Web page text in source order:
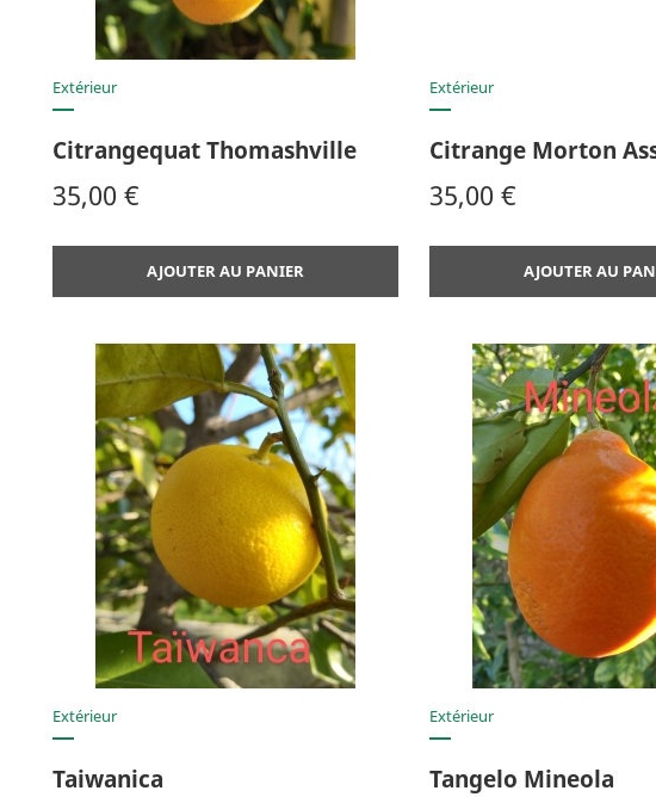
Extérieur
Citrangequat Thomashville
Prix
35,00 €
AJOUTER AU PANIER
Extérieur
Citrange Morton
Prix
35,00 €
AJOUTER AU
Extérieur
Taiwanica
Extérieur
Tangelo Mineola